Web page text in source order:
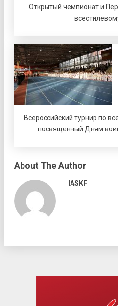
Открытый чемпионат и
Всероссийский турнир по
посвященный Дням
About The Author
IASKF